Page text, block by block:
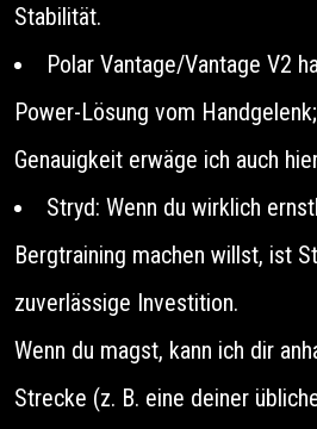
Stabilität.
Polar Vantage/Vantage V2
Power-Lösung vom
Genauigkeit erwäge ich auch
Stryd: Wenn du wirklich
Bergtraining machen willst, ist
zuverlässige Investition.
Wenn du magst, kann ich dir
Strecke (z. B. eine deiner